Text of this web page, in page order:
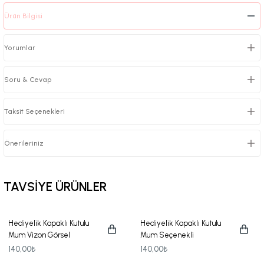
Ürün Bilgisi
Yorumlar
Soru & Cevap
Taksit Seçenekleri
Önerileriniz
TAVSİYE ÜRÜNLER
Hediyelik Kapaklı Kutulu
Mum Vizon Görsel
140,00₺
Hediyelik Kapaklı Kutulu
Mum Seçenekli
140,00₺